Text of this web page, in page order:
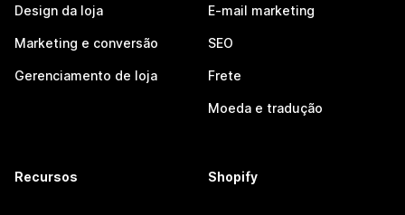
Design da loja
Marketing e conversão
Gerenciamento de loja
E-mail marketing
SEO
Frete
Moeda e tradução
Recursos Shopify